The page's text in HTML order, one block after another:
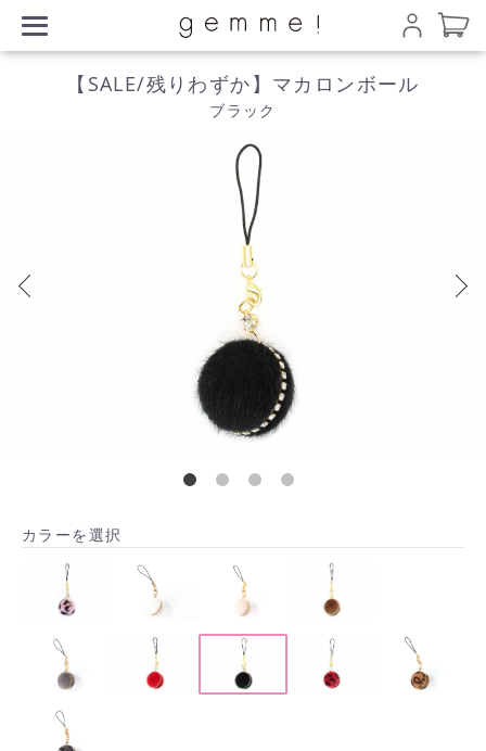
【SALE/残りわずか】マカロンボール
ブラック
カラーを選択